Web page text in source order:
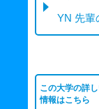
YN 先輩
この大学の詳
情報はこちら